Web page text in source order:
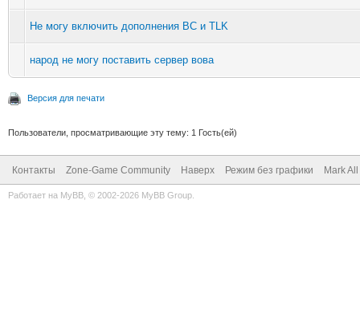
Не могу включить дополнения BC и TLK
народ не могу поставить сервер вова
Версия для печати
Пользователи, просматривающие эту тему: 1 Гость(ей)
Контакты Zone-Game Community Наверх Режим без графики Mark
Работает на MyBB , © 2002-2026 MyBB Group